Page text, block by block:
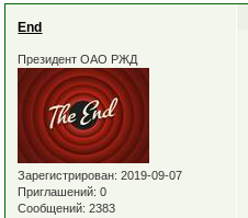
End
Президент ОАО РЖД
Зарегистрирован: 2019-09-07
Приглашений: 0
Сообщений: 2383